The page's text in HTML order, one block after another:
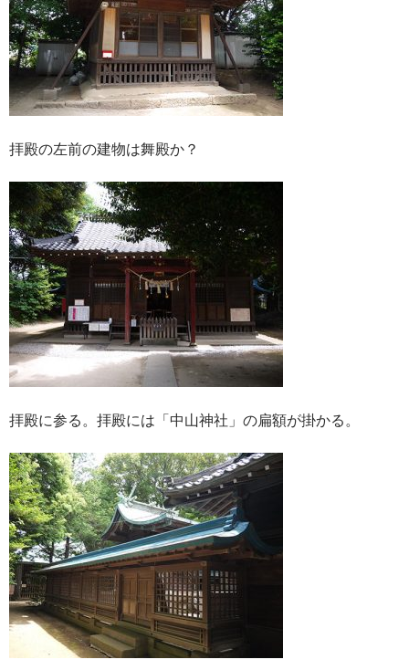
拝殿の左前の建物は舞殿か？
拝殿に参る。拝殿には「中山神社」の扁額が掛かる。